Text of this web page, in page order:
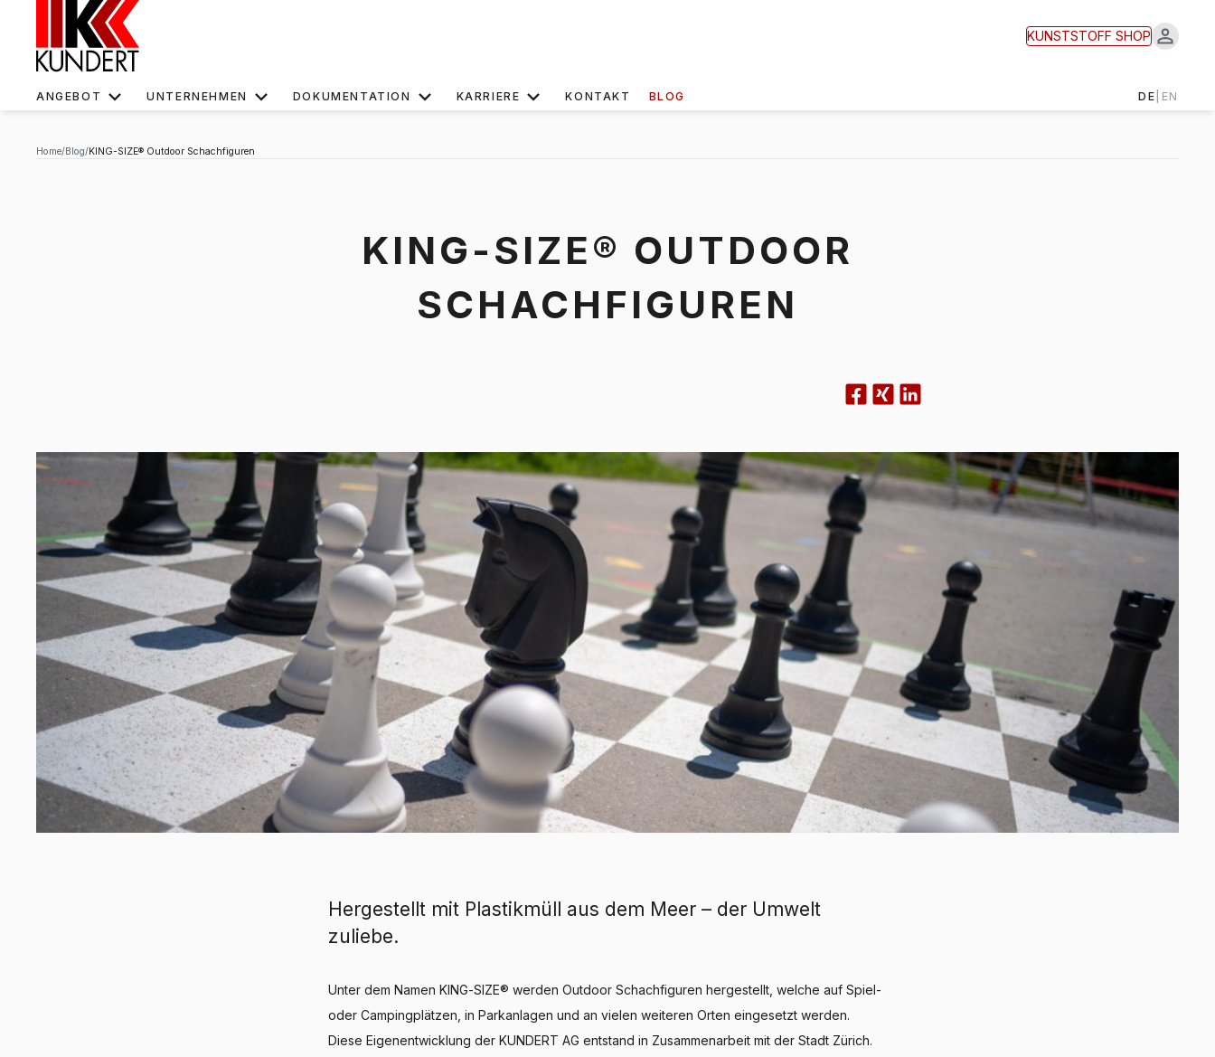
KUNSTSTOFF SHOP
ANGEBOT UNTERNEHMEN DOKUMENTATION KARRIERE KONTAKT BLOG DE EN
Home Blog KING-SIZE® Outdoor Schachfiguren
KING-SIZE® OUTDOOR
SCHACHFIGUREN
Hergestellt mit Plastikmüll aus dem Meer – der Umwelt
zuliebe.
Unter dem Namen KING-SIZE® werden Outdoor Schachfiguren hergestellt, welche auf Spiel-
oder Campingplätzen, in Parkanlagen und an vielen weiteren Orten eingesetzt werden.
Diese Eigenentwicklung der KUNDERT AG entstand in Zusammenarbeit mit der Stadt Zürich.